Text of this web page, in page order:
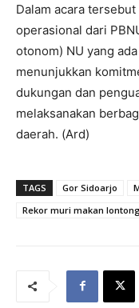
Dalam acara
operasional dari
otonom) NU yang
menunjukkan
dukungan dan
melaksanakan
daerah. (Ard)
TAGS Gor Sidoarjo
Rekor muri makan